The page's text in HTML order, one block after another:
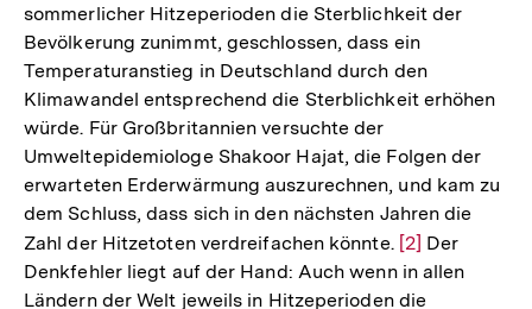
sommerlicher Hitzeperioden die Sterblichkeit der
Bevölkerung zunimmt, geschlossen, dass ein
Temperaturanstieg in Deutschland durch den
Klimawandel entsprechend die Sterblichkeit erhöhen
würde. Für Großbritannien versuchte der
Umweltepidemiologe Shakoor Hajat, die Folgen der
erwarteten Erderwärmung auszurechnen, und kam zu
dem Schluss, dass sich in den nächsten Jahren die
Zahl der Hitzetoten verdreifachen könnte. Zur
Auflösung
der
[2] Der
Denkfehler liegt auf der Hand: Auch wenn in allen
Ländern der Welt jeweils in Hitzeperioden die